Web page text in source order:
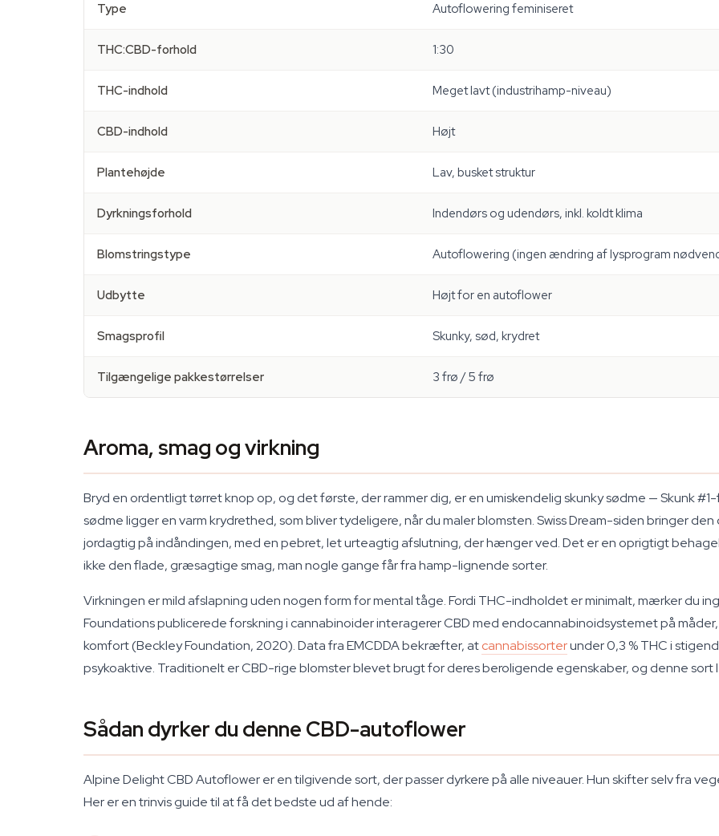
Type Autoflowering feminiseret
THC:CBD-forhold 1:30
THC-indhold Meget lavt (industrihamp-niveau)
CBD-indhold Højt
Plantehøjde Lav, busket struktur
Dyrkningsforhold Indendørs og udendørs, inkl. koldt klima
Blomstringstype Autoflowering (ingen ændring af lysprogram
Udbytte Højt for en autoflower
Smagsprofil Skunky, sød, krydret
Tilgængelige pakkestørrelser 3 frø / 5 frø
Aroma, smag og virkning
Bryd en ordentligt tørret knop op, og det første, der rammer dig, er en umiskendelig skunky sødme — Skunk
sødme ligger en varm krydrethed, som bliver tydeligere, når du maler blomsten. Swiss Dream-siden bringer
jordagtig på indåndingen, med en pebret, let urteagtig afslutning, der hænger ved. Det er en oprigtigt
ikke den flade, græsagtige smag, man nogle gange får fra hamp-lignende sorter.
Virkningen er mild afslapning uden nogen form for mental tåge. Fordi THC-indholdet er minimalt, mærker du
Foundations publicerede forskning i cannabinoider interagerer CBD med endocannabinoidsystemet på
komfort (Beckley Foundation, 2020). Data fra EMCDDA bekræfter, atcannabissorterunder 0,3 % THC i
psykoaktive. Traditionelt er CBD-rige blomster blevet brugt for deres beroligende egenskaber, og denne
Sådan dyrker du denne CBD-autoflower
Alpine Delight CBD Autoflower er en tilgivende sort, der passer dyrkere på alle niveauer. Hun skifter selv fra
Her er en trinvis guide til at få det bedste ud af hende: